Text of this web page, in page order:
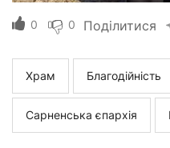
0 0 Поділитися
Храм Благодійність
Сарненська єпархія